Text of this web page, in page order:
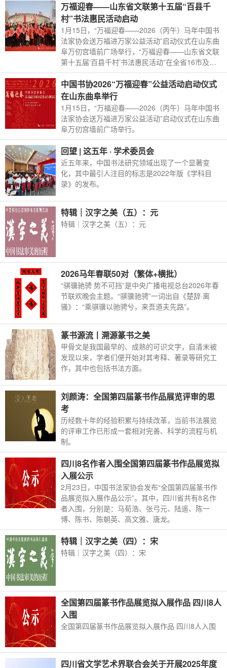
万福迎春——山东省文联第十五届“百县千
村”书法惠民活动启动
1月15日，“万福迎春——2026（丙午）马年中国书
法家协会送万福进万家公益活动”启动仪式在山东曲
阜万仞宫墙前广场举行，“万福迎春——山东省文联
第十五届‘百县千村’书法惠民活动”在全省16市及所
属区市县同步启动。
中国书协2026“万福迎春”公益活动启动仪式
在山东曲阜举行
1月15日，“万福迎春——2026（丙午）马年中国书
法家协会送万福进万家公益活动”启动仪式在山东曲
阜万仞宫墙前广场举行。
回望 | 这五年 · 学术委员会
近五年来，中国书法研究领域出现了一个显著变
化，其中最引人注目的标志是2022年版《学科目
录》的发布。
特辑｜汉字之美（五）：元
特辑｜汉字之美（五）：元
2026马年春联50对（繁体+横批）
“骐骥驰骋 势不可挡”是中央广播电视总台2026年春
节联欢晚会主题。“骐骥驰骋”一词出自《楚辞·离
骚》：“乘骐骥以驰骋兮，来吾道夫先路”。
篆书源流丨溯源篆书之美
甲骨文是我国最早的、成熟的可识文字，自清末被
发现以来，学者们便开始对其考释、著录等研究工
作，其中也包括书法方面。
刘颜涛：全国第四届篆书作品展览评审的思
考
历经数十年的经验积累与持续改革，当前书法展览
的评审工作已形成一套相对完善、科学的流程与机
制。
四川8名作者入围全国第四届篆书作品展览拟
入展公示
2月23日，中国书法家协会发布“全国第四届篆书作
品展览拟入展作品公示”。其中，四川省共有8名作
者入围，分别是：马荀浩、张弓元、陆遥、陈一
博、陈书、陈朝英、高文雅、唐龙。
特辑｜汉字之美（四）：宋
特辑｜汉字之美（四）：宋
全国第四届篆书作品展览拟入展作品 四川8人
入围
全国第四届篆书作品展览拟入展作品 四川8人入围
四川省文学艺术界联合会关于开展2025年度